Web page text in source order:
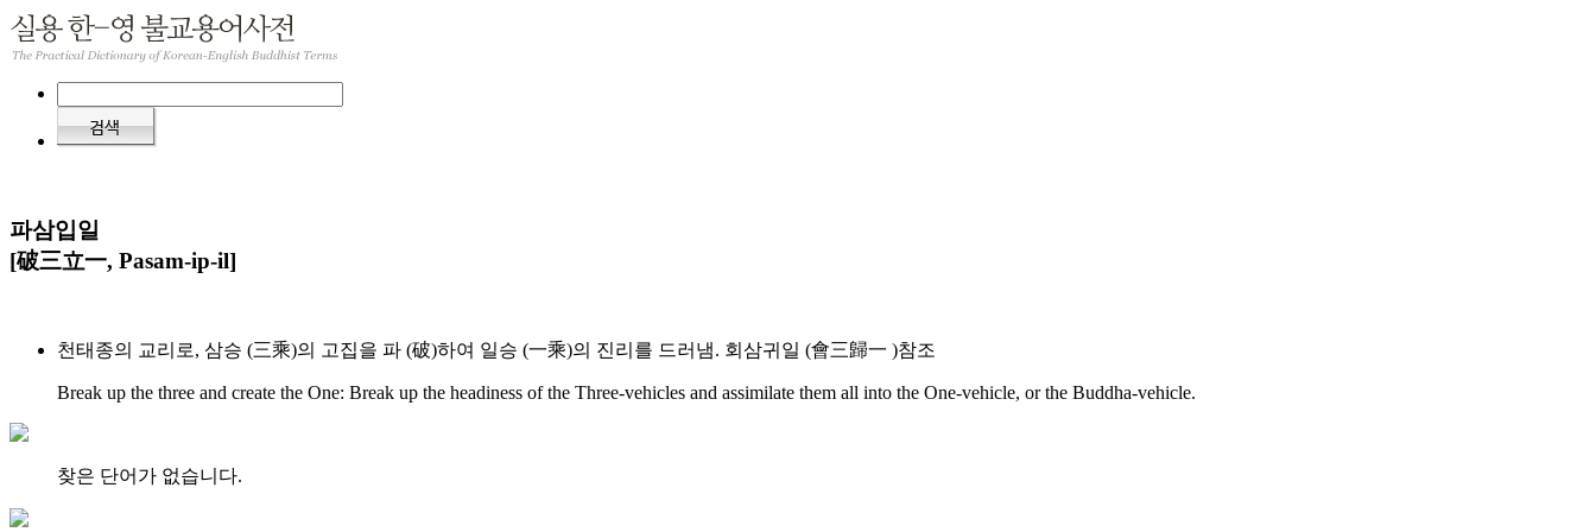
파삼입일
[破三立一, Pasam-ip-il]
천태종의 교리로, 삼승 (三乘)의 고집을 파 (破)하여 일승 (一乘)의 진리를 드러냄. 회삼귀일 (會三歸一 )참조
Break up the three and create the One: Break up the headiness of the Three-vehicles and assimilate them all into the One-vehicle, or the Buddha-vehicle.
찾은 단어가 없습니다.